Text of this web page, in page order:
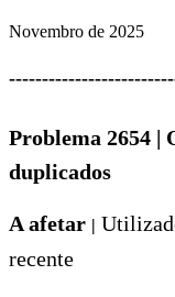
Novembro de 2025
Problema 2654 |
duplicados
A afetar |
recente